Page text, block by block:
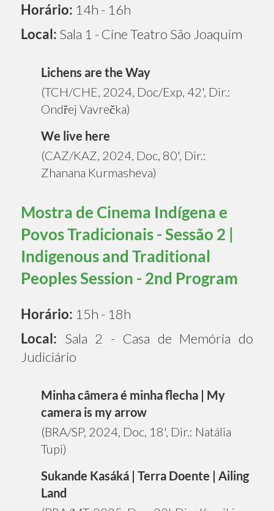
Horário: 14h - 16h
Local: Sala 1 - Cine Teatro São Joaquim
Lichens are the Way
(TCH/CHE, 2024, Doc/Exp, 42', Dir.:
Ondřej Vavrečka)
We live here
(CAZ/KAZ, 2024, Doc, 80', Dir.:
Zhanana Kurmasheva)
Mostra de Cinema Indígena e
Povos Tradicionais - Sessão 2 |
Indigenous and Traditional
Peoples Session - 2nd Program
Horário: 15h - 18h
Local: Sala 2 - Casa de Memória do
Judiciário
Minha câmera é minha flecha | My
camera is my arrow
(BRA/SP, 2024, Doc, 18', Dir.: Natália
Tupi)
Sukande Kasáká | Terra Doente | Ailing
Land